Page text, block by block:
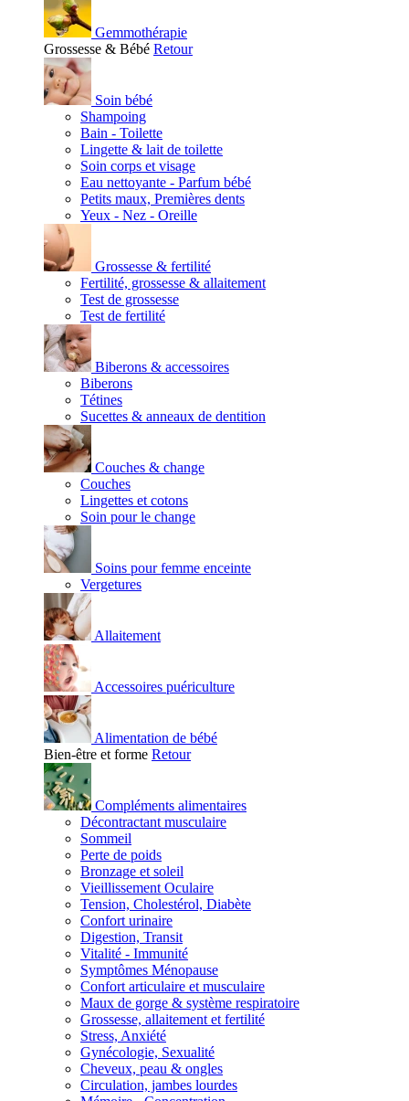
Gemmothérapie
Grossesse & Bébé Retour
Soin bébé
Shampoing
Bain - Toilette
Lingette & lait de toilette
Soin corps et visage
Eau nettoyante - Parfum bébé
Petits maux, Premières dents
Yeux - Nez - Oreille
Grossesse & fertilité
Fertilité, grossesse & allaitement
Test de grossesse
Test de fertilité
Biberons & accessoires
Biberons
Tétines
Sucettes & anneaux de dentition
Couches & change
Couches
Lingettes et cotons
Soin pour le change
Soins pour femme enceinte
Vergetures
Allaitement
Accessoires puériculture
Alimentation de bébé
Bien-être et forme Retour
Compléments alimentaires
Décontractant musculaire
Sommeil
Perte de poids
Bronzage et soleil
Vieillissement Oculaire
Tension, Cholestérol, Diabète
Confort urinaire
Digestion, Transit
Vitalité - Immunité
Symptômes Ménopause
Confort articulaire et musculaire
Maux de gorge & système respiratoire
Grossesse, allaitement et fertilité
Stress, Anxiété
Gynécologie, Sexualité
Cheveux, peau & ongles
Circulation, jambes lourdes